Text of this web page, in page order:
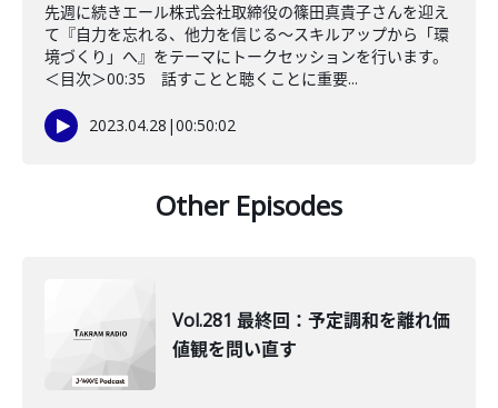
先週に続きエール株式会社取締役の篠田真貴子さんを迎え
て『自力を忘れる、他力を信じる〜スキルアップから「環
境づくり」へ』をテーマにトークセッションを行います。
＜目次＞00:35 話すことと聴くことに重要...
2023.04.28 |00:50:02
Other Episodes
Vol.281 最終回：予定調和を離れ価
値観を問い直す